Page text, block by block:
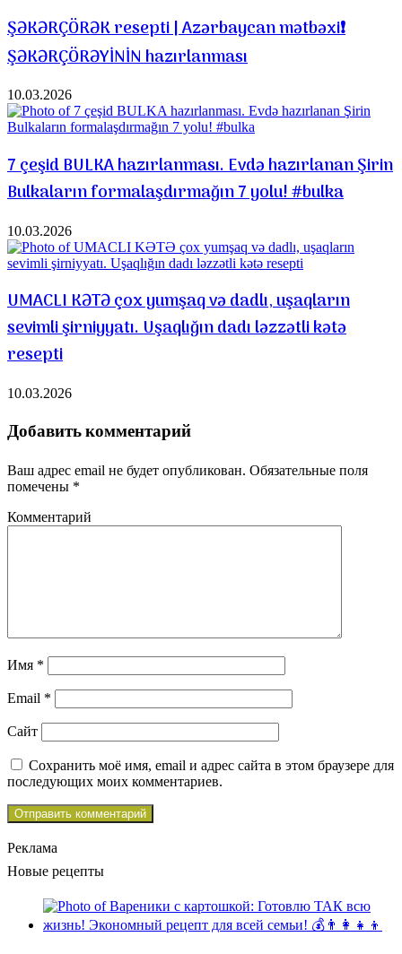
ŞƏKƏRÇÖRƏK resepti | Azərbaycan mətbəxi❗️
ŞƏKƏRÇÖRƏYİNİN hazırlanması
10.03.2026
7 çeşid BULKA hazırlanması. Evdə hazırlanan Şirin
Bulkaların formalaşdırmağın 7 yolu! #bulka
10.03.2026
UMACLI KƏTƏ çox yumşaq və dadlı, uşaqların
sevimli şirniyyatı. Uşaqlığın dadı ləzzətli kətə
resepti
10.03.2026
Добавить комментарий
Ваш адрес email не будет опубликован. Обязательные поля
помечены *
Комментарий
Имя *
Email *
Сайт
Сохранить моё имя, email и адрес сайта в этом браузере для
последующих моих комментариев.
Реклама
Новые рецепты